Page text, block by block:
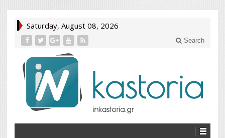
Saturday, August 08, 2026
Search